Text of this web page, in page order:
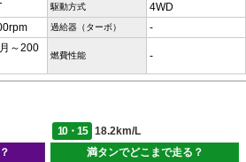
駆動方式 4WD
過給器（ターボ） -
～200
燃費性能 -
10・15
18.2km/L
満タンでどこまで走る？